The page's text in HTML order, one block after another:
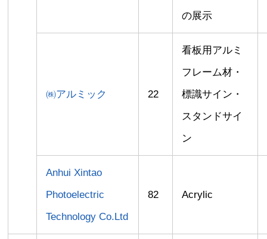
の展示
㈱アルミック 22
看板用アルミ
フレーム材・
標識サイン・
スタンドサイ
ン
Anhui Xintao
Photoelectric
Technology Co.Ltd
82 Acrylic